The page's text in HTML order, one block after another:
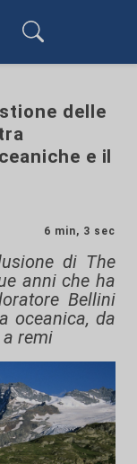
delle
e il
6 min, 3 sec
di The
anni che ha
Bellini
oceanica, da
a remi